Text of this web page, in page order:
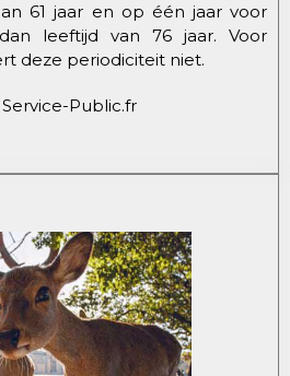
61 jaar en op één jaar voor
leeftijd van 76 jaar. Voor
deze periodiciteit niet.
Public.fr